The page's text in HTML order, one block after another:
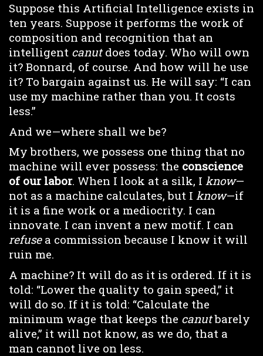
Suppose this Artificial Intelligence exists in
ten years. Suppose it performs the work of
composition and recognition that an
intelligent canutdoes today. Who will own
it? Bonnard, of course. And how will he use
it? To bargain against us. He will say: “I can
use my machine rather than you. It costs
less.”
And we—where shall we be?
My brothers, we possess one thing that no
machine will ever possess: the conscience
of our labor. When I look at a silk, I know—
not as a machine calculates, but I know—if
it is a fine work or a mediocrity. I can
innovate. I can invent a new motif. I can
refusea commission because I know it will
ruin me.
A machine? It will do as it is ordered. If it is
told: “Lower the quality to gain speed,” it
will do so. If it is told: “Calculate the
minimum wage that keeps the canutbarely
alive,” it will not know, as we do, that a
man cannot live on less.